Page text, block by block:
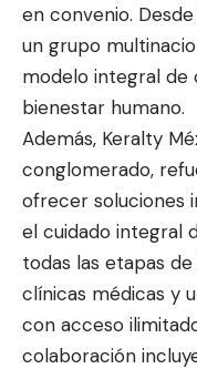
en convenio.
un grupo
modelo integral de
bienestar humano.
Además, Keralty
conglomerado,
ofrecer soluciones
el cuidado integral
todas las etapas
clínicas médicas y
con acceso
colaboración